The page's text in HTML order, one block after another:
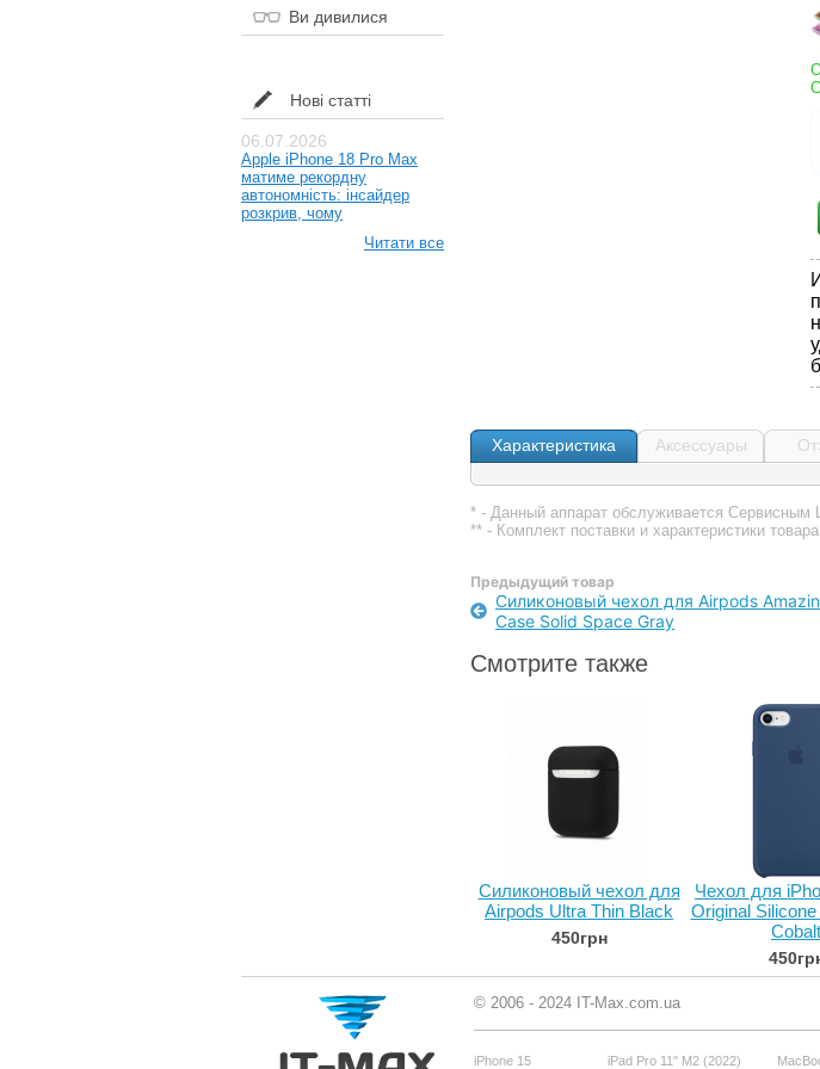
Ви дивилися
Нові статті
06.07.2026
Apple iPhone 18 Pro Max
матиме рекордну
автономність: інсайдер
розкрив, чому
Читати все
Характеристика Аксессуары
* - Данный аппарат обслуживается Сервисным
** - Комплект поставки и характеристики
Предыдущий товар
Силиконовый чехол для Airpods
Case Solid Space Gray
Смотрите также
Силиконовый чехол для
Airpods Ultra Thin Black
450грн
Чехол для
Original
Cobalt
© 2006 - 2024 IT-Max.com.ua
iPhone 15 iPad Pro 11" M2 (2022)